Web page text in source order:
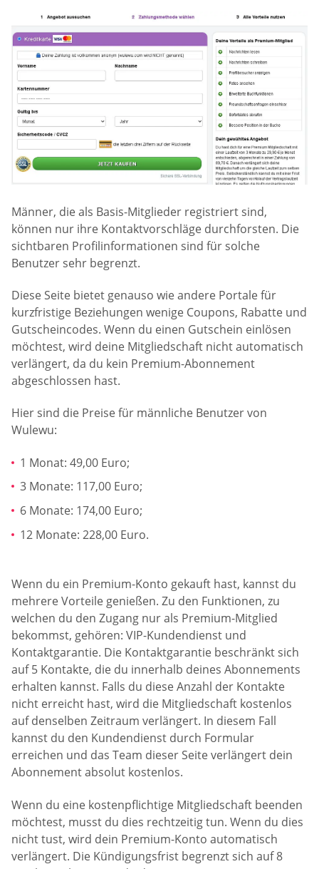
Männer, die als Basis-Mitglieder registriert sind,
können nur ihre Kontaktvorschläge durchforsten. Die
sichtbaren Profilinformationen sind für solche
Benutzer sehr begrenzt.
Diese Seite bietet genauso wie andere Portale für
kurzfristige Beziehungen wenige Coupons, Rabatte und
Gutscheincodes. Wenn du einen Gutschein einlösen
möchtest, wird deine Mitgliedschaft nicht automatisch
verlängert, da du kein Premium-Abonnement
abgeschlossen hast.
Hier sind die Preise für männliche Benutzer von
Wulewu:
1 Monat: 49,00 Euro;
3 Monate: 117,00 Euro;
6 Monate: 174,00 Euro;
12 Monate: 228,00 Euro.
Wenn du ein Premium-Konto gekauft hast, kannst du
mehrere Vorteile genießen. Zu den Funktionen, zu
welchen du den Zugang nur als Premium-Mitglied
bekommst, gehören: VIP-Kundendienst und
Kontaktgarantie. Die Kontaktgarantie beschränkt sich
auf 5 Kontakte, die du innerhalb deines Abonnements
erhalten kannst. Falls du diese Anzahl der Kontakte
nicht erreicht hast, wird die Mitgliedschaft kostenlos
auf denselben Zeitraum verlängert. In diesem Fall
kannst du den Kundendienst durch Formular
erreichen und das Team dieser Seite verlängert dein
Abonnement absolut kostenlos.
Wenn du eine kostenpflichtige Mitgliedschaft beenden
möchtest, musst du dies rechtzeitig tun. Wenn du dies
nicht tust, wird dein Premium-Konto automatisch
verlängert. Die Kündigungsfrist begrenzt sich auf 8